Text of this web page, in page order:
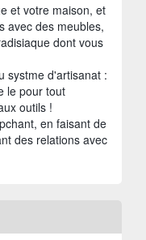
et votre maison, et
avec des meubles,
dont vous
systme d'artisanat :
le pour tout
outils !
en faisant de
des relations avec